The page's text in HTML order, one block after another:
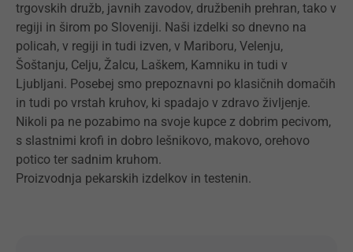
trgovskih družb, javnih zavodov, družbenih prehran, tako v
regiji in širom po Sloveniji. Naši izdelki so dnevno na
policah, v regiji in tudi izven, v Mariboru, Velenju,
Šoštanju, Celju, Žalcu, Laškem, Kamniku in tudi v
Ljubljani. Posebej smo prepoznavni po klasičnih domačih
in tudi po vrstah kruhov, ki spadajo v zdravo življenje.
Nikoli pa ne pozabimo na svoje kupce z dobrim pecivom,
s slastnimi krofi in dobro lešnikovo, makovo, orehovo
potico ter sadnim kruhom.
Proizvodnja pekarskih izdelkov in testenin.